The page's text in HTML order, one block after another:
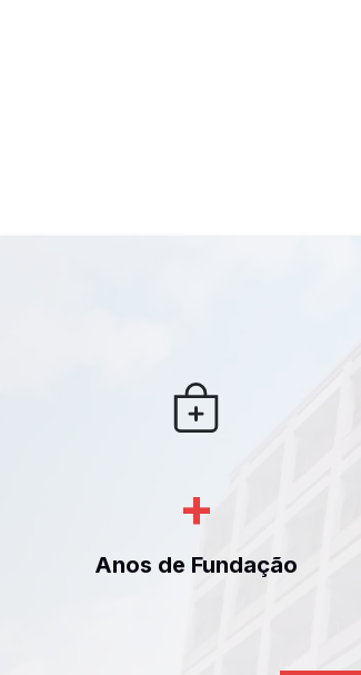
+
Anos de Fundação